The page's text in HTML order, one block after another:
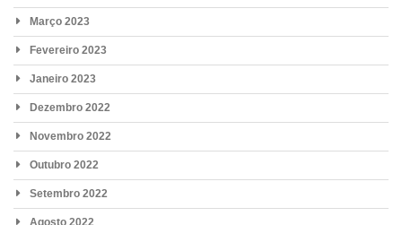
Março 2023
Fevereiro 2023
Janeiro 2023
Dezembro 2022
Novembro 2022
Outubro 2022
Setembro 2022
Agosto 2022